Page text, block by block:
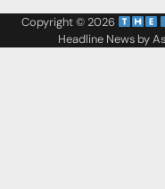
Copyright © 2026
Headline News by